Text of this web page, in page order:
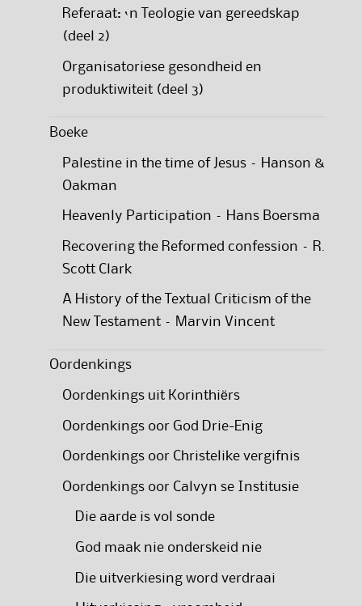
Referaat: ‘n Teologie van gereedskap
(deel 2)
Organisatoriese gesondheid en
produktiwiteit (deel 3)
Boeke
Palestine in the time of Jesus – Hanson &
Oakman
Heavenly Participation – Hans Boersma
Recovering the Reformed confession – R.
Scott Clark
A History of the Textual Criticism of the
New Testament – Marvin Vincent
Oordenkings
Oordenkings uit Korinthiërs
Oordenkings oor God Drie-Enig
Oordenkings oor Christelike vergifnis
Oordenkings oor Calvyn se Institusie
Die aarde is vol sonde
God maak nie onderskeid nie
Die uitverkiesing word verdraai